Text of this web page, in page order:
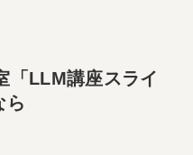
「LLM講座スライ
ら